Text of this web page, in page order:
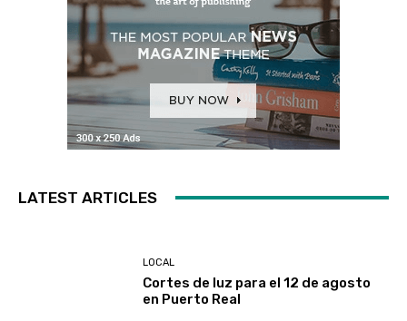
LATEST ARTICLES
LOCAL
Cortes de luz para el 12 de agosto
en Puerto Real